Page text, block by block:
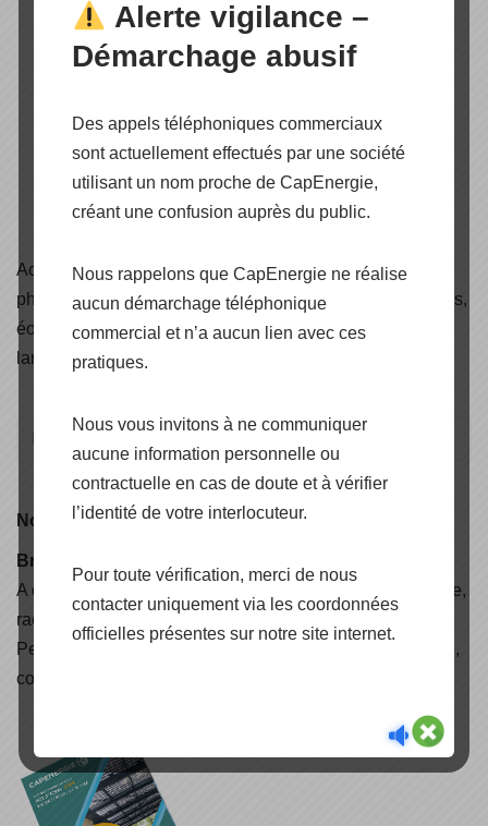
Accédez auxcertificats de nos produits panneaux
photovoltaïques, onduleurs, structures de pose et fixations,
éoliennes, solaire thermique, câbles solaire, éclairage et
lampadaires solaire.
Nouveauté
Brochure CAPENERGIE 2025
A découvrir, nos nouvelles solutions d'électrification rurale,
raccordées réseaux, autoconsommation avec stockage,
Peak Shaving & Back-Up, Air Solaire, lampadaire solaire,
container énergétique, carport et pergola solaire (..)
Alerte vigilance –
Démarchage abusif
Des appels téléphoniques commerciaux
sont actuellement effectués par une société
utilisant un nom proche de CapEnergie,
créant une confusion auprès du public.
Nous rappelons que CapEnergie ne réalise
aucun démarchage téléphonique
commercial et n’a aucun lien avec ces
pratiques.
Nous vous invitons à ne communiquer
aucune information personnelle ou
contractuelle en cas de doute et à vérifier
l’identité de votre interlocuteur.
Pour toute vérification, merci de nous
contacter uniquement via les coordonnées
officielles présentes sur notre site internet.